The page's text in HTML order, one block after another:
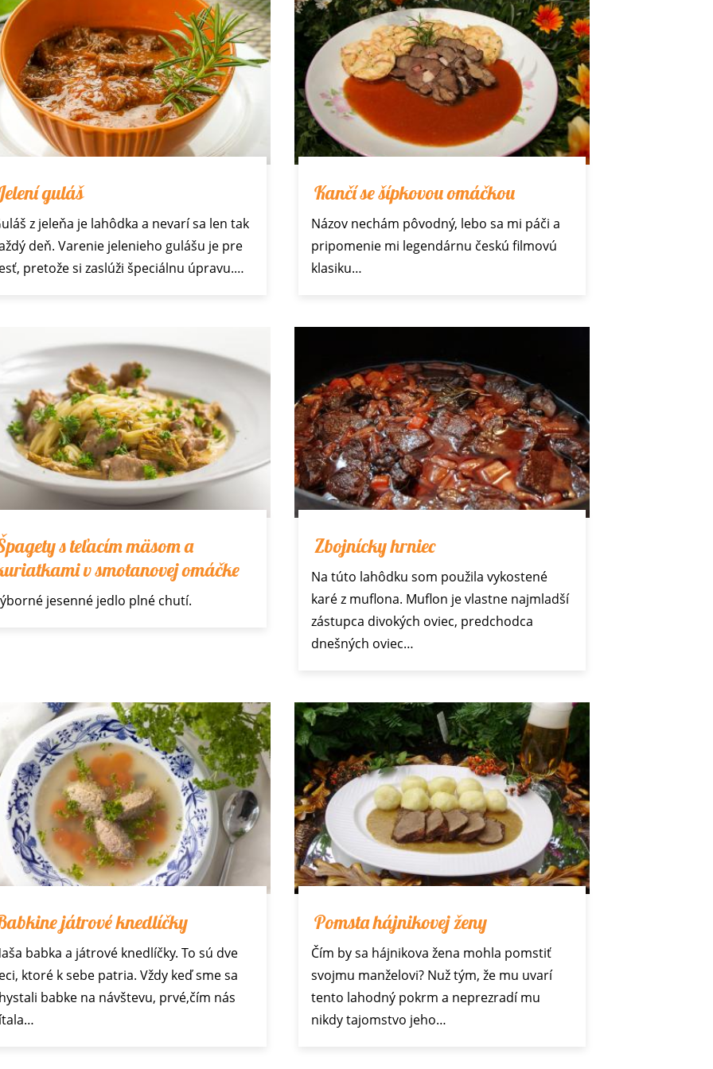
guláš
z jeleňa je lahôdka a nevarí sa len tak
deň. Varenie jelenieho gulášu je pre
pretože si zaslúži špeciálnu úpravu.…
Kančí se šípkovou omáčkou
Názov nechám pôvodný, lebo sa mi páči a
pripomenie mi legendárnu českú filmovú
klasiku…
s teľacím mäsom a
v smotanovej omáčke
jesenné jedlo plné chutí.
Zbojnícky hrniec
Na túto lahôdku som použila vykostené
karé z muflona. Muflon je vlastne najmladší
zástupca divokých oviec, predchodca
dnešných oviec…
játrové knedlíčky
babka a játrové knedlíčky. To sú dve
ktoré k sebe patria. Vždy keď sme sa
babke na návštevu, prvé,čím nás
Pomsta hájnikovej ženy
Čím by sa hájnikova žena mohla pomstiť
svojmu manželovi? Nuž tým, že mu uvarí
tento lahodný pokrm a neprezradí mu
nikdy tajomstvo jeho…